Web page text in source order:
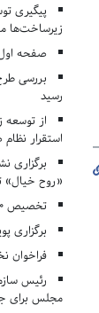
پیگیری
زیرساخت‌ها
صفحه اول
بررسی
رسید
از توسعه
استقرار
برگزاری
«روح خیال»
تخصیص ۲۰ میلیارد تومان برای درمان بیماران هموفیلی
برگزاری پویش «۴ کتاب، ۴ فصل»
فراخوان
رئیس
مجلس برای